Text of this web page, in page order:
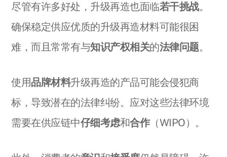
尽管有许多好处，升级再造也面临若干挑战。
确保稳定供应优质的升级再造材料可能很困
难，而且常常有与知识产权相关的法律问题。
使用品牌材料升级再造的产品可能会侵犯商
标，导致潜在的法律纠纷。应对这些法律环境
需要在供应链中仔细考虑和合作（WIPO）。